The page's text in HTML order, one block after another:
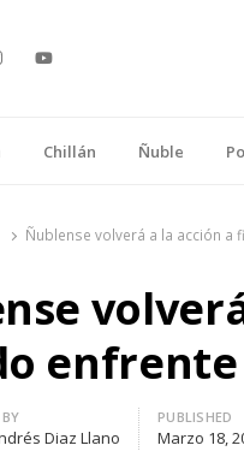
Chillán Ñuble
Ñublense volverá a la acción a
enfrente
Diaz Llano
PUBLISHED
Marzo 18,